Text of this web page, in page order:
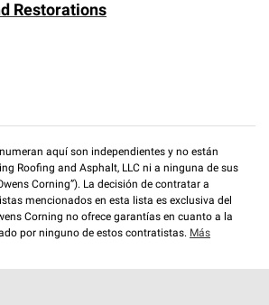
Restorations
aquí son independientes y no están
Roofing and Asphalt, LLC ni a ninguna de sus
Corning”). La decisión de contratar a
mencionados en esta lista es exclusiva del
Corning no ofrece garantías en cuanto a la
por ninguno de estos contratistas. Más